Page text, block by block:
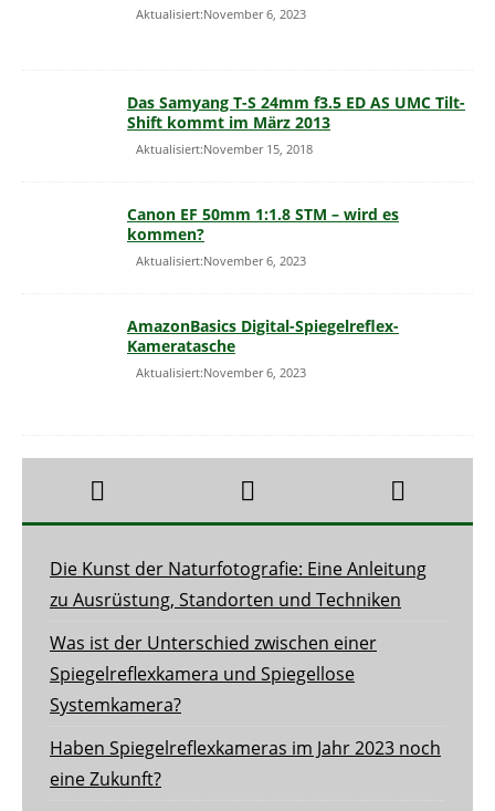
Aktualisiert:November 6, 2023
Das Samyang T-S 24mm f3.5 ED AS UMC Tilt-
Shift kommt im März 2013
Aktualisiert:November 15, 2018
Canon EF 50mm 1:1.8 STM – wird es
kommen?
Aktualisiert:November 6, 2023
AmazonBasics Digital-Spiegelreflex-
Kameratasche
Aktualisiert:November 6, 2023
Die Kunst der Naturfotografie: Eine Anleitung
zu Ausrüstung, Standorten und Techniken
Was ist der Unterschied zwischen einer
Spiegelreflexkamera und Spiegellose
Systemkamera?
Haben Spiegelreflexkameras im Jahr 2023 noch
eine Zukunft?